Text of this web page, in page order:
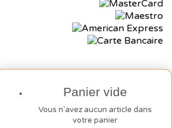
Panier vide
Vous n'avez aucun article dans
votre panier
Panier vide
Vous n'avez aucun article dans
votre panier